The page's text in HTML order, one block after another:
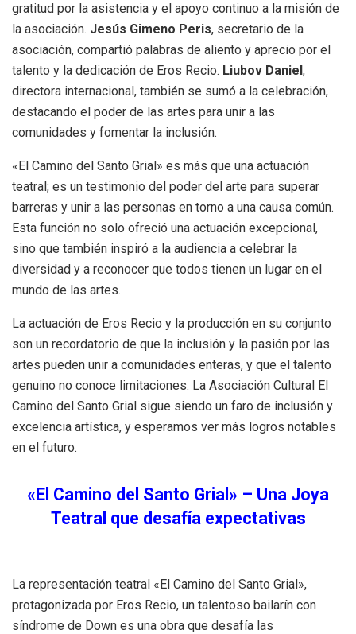
gratitud por la asistencia y el apoyo continuo a la misión de
la asociación. Jesús Gimeno Peris, secretario de la
asociación, compartió palabras de aliento y aprecio por el
talento y la dedicación de Eros Recio. Liubov Daniel ,
directora internacional, también se sumó a la celebración,
destacando el poder de las artes para unir a las
comunidades y fomentar la inclusión.
«El Camino del Santo Grial» es más que una actuación
teatral; es un testimonio del poder del arte para superar
barreras y unir a las personas en torno a una causa común.
Esta función no solo ofreció una actuación excepcional,
sino que también inspiró a la audiencia a celebrar la
diversidad y a reconocer que todos tienen un lugar en el
mundo de las artes.
La actuación de Eros Recio y la producción en su conjunto
son un recordatorio de que la inclusión y la pasión por las
artes pueden unir a comunidades enteras, y que el talento
genuino no conoce limitaciones. La Asociación Cultural El
Camino del Santo Grial sigue siendo un faro de inclusión y
excelencia artística, y esperamos ver más logros notables
en el futuro.
«El Camino del Santo Grial» – Una Joya
Teatral que desafía expectativas
La representación teatral «El Camino del Santo Grial»,
protagonizada por Eros Recio, un talentoso bailarín con
síndrome de Down es una obra que desafía las